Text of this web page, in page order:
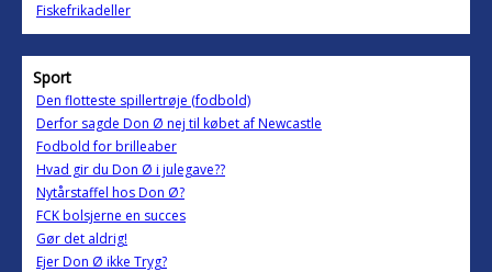
Fiskefrikadeller
Sport
Den flotteste spillertrøje (fodbold)
Derfor sagde Don Ø nej til købet af Newcastle
Fodbold for brilleaber
Hvad gir du Don Ø i julegave??
Nytårstaffel hos Don Ø?
FCK bolsjerne en succes
Gør det aldrig!
Ejer Don Ø ikke Tryg?